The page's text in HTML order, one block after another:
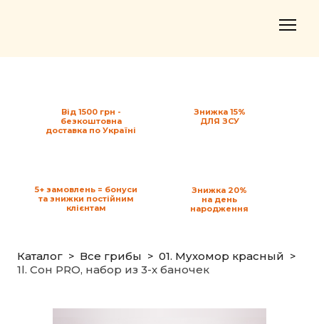
Знижка 15%
ДЛЯ ЗСУ
Від 1500 грн -
безкоштовна
доставка по Україні
5+ замовлень = бонуси
та знижки постійним
клієнтам
Знижка 20%
на день
народження
Каталог Все грибы
01. Мухомор красный
1l. Сон PRO, набор из 3-х баночек